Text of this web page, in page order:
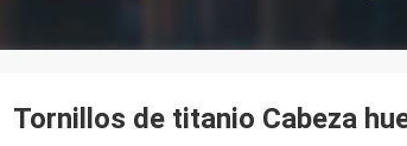
Tornillos de titanio Cabeza